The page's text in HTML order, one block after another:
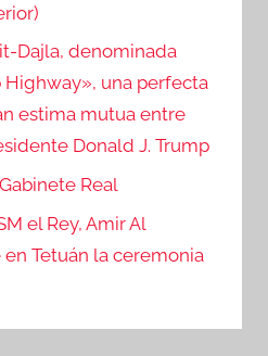
Dajla, denominada
Highway», una perfecta
estima mutua entre
Donald J. Trump
Real
el Rey, Amir Al
Tetuán la ceremonia